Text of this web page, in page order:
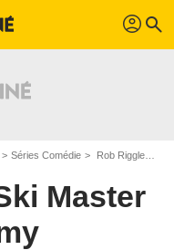
profil search
Séries Comédie Rob Riggle's Ski Master Academy
Master